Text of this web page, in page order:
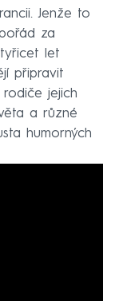
Jenže to
za
let
připravit
jejich
a různé
humorných